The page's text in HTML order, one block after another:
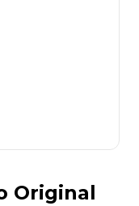
Original